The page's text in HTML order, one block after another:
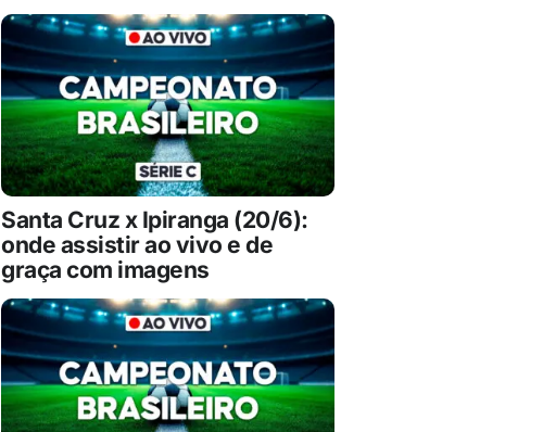
Santa Cruz x Ipiranga (20/6):
onde assistir ao vivo e de
graça com imagens